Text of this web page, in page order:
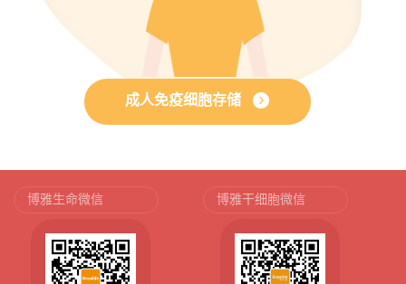
成人免疫细胞存储
博雅生命微信 博雅干细胞微信